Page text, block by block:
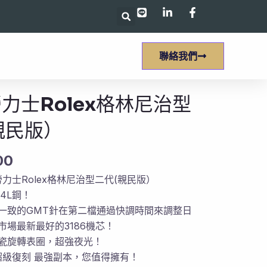
聯絡我們
士Rolex格林尼治型
版）
士Rolex格林尼治型二代(親民版）
鋼！
致的GMT針在第二檔通過快調時間來調整日
場最新最好的3186機芯！
旋轉表圈，超強夜光！
復刻 最強副本，您值得擁有！